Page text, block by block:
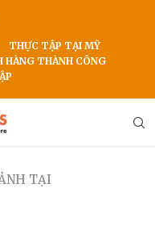
THỰC TẬP TẠI MỸ
HÀNG THÀNH CÔNG
TẠI